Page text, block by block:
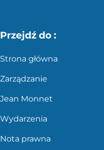
Przejdź do :
Strona główna
Zarządzanie
Jean Monnet
Wydarzenia
Nota prawna